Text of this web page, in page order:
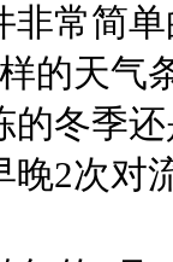
非常简
的天气
的冬季
2次对